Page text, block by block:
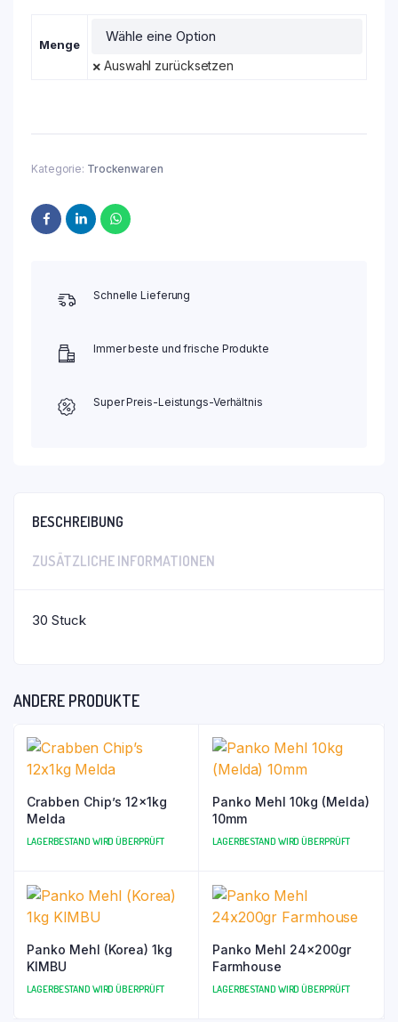
Menge
Auswahl zurücksetzen
Kategorie: Trockenwaren
Schnelle Lieferung
Immer beste und frische Produkte
Super Preis-Leistungs-Verhältnis
BESCHREIBUNG
ZUSÄTZLICHE INFORMATIONEN
30 Stuck
ANDERE PRODUKTE
Crabben Chip’s 12x1kg
Melda
LAGERBESTAND WIRD ÜBERPRÜFT
Panko Mehl 10kg (Melda)
10mm
LAGERBESTAND WIRD ÜBERPRÜFT
Panko Mehl (Korea) 1kg
KIMBU
LAGERBESTAND WIRD ÜBERPRÜFT
Panko Mehl 24x200gr
Farmhouse
LAGERBESTAND WIRD ÜBERPRÜFT